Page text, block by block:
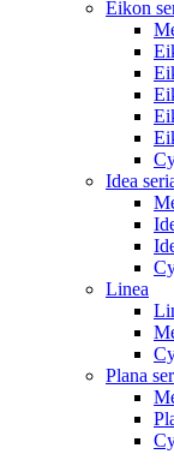
Eikon
Idea
Linea
Plana